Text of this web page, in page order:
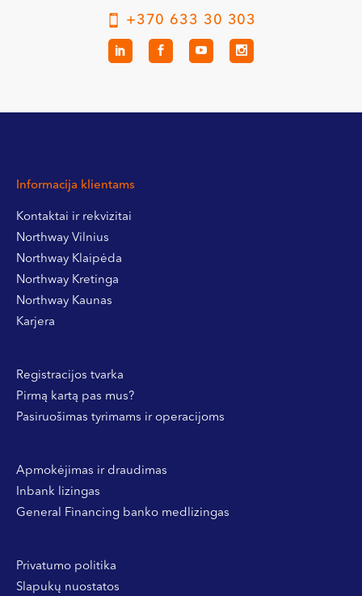
+370 633 30 303
Informacija klientams
Kontaktai ir rekvizitai
Northway Vilnius
Northway Klaipėda
Northway Kretinga
Northway Kaunas
Karjera
Registracijos tvarka
Pirmą kartą pas mus?
Pasiruošimas tyrimams ir operacijoms
Apmokėjimas ir draudimas
Inbank lizingas
General Financing banko medlizingas
Privatumo politika
Slapukų nuostatos